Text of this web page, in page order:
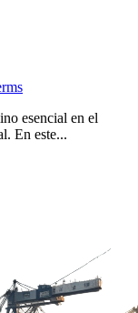
esencial en el
En este...